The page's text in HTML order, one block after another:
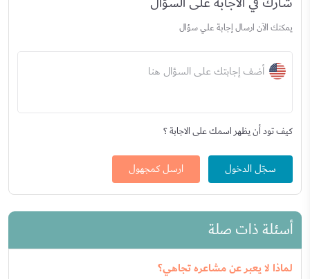
يمكنك الآن ارسال إجابة علي سؤال
أضف إجابتك على السؤال هنا
كيف تود أن يظهر اسمك على الاجابة ؟
سجّل الدخول ارسل كمجهول
أسئلة ذات صلة
لماذا لا يعبر عن مشاعره تجاهي؟